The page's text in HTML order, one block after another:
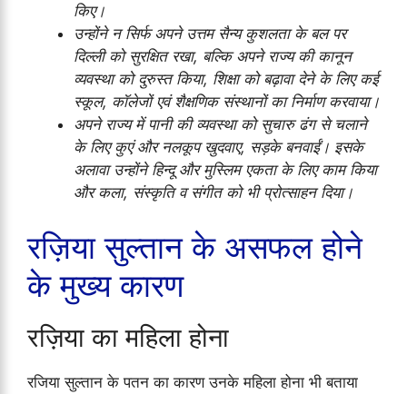
किए।
उन्होंने न सिर्फ अपने उत्तम सैन्य कुशलता के बल पर
दिल्ली को सुरक्षित रखा, बल्कि अपने राज्य की कानून
व्यवस्था को दुरुस्त किया, शिक्षा को बढ़ावा देने के लिए कई
स्कूल, कॉलेजों एवं शैक्षणिक संस्थानों का निर्माण करवाया।
अपने राज्य में पानी की व्यवस्था को सुचारु ढंग से चलाने
के लिए कुएं और नलकूप खुदवाए, सड़के बनवाईं। इसके
अलावा उन्होंने हिन्दू और मुस्लिम एकता के लिए काम किया
और कला, संस्कृति व संगीत को भी प्रोत्साहन दिया।
रज़िया सुल्तान के असफल होने
के मुख्य कारण
रज़िया का महिला होना
रजिया सुल्तान के पतन का कारण उनके महिला होना भी बताया